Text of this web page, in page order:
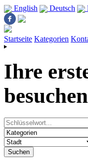
English Deutsch
Startseite Kategorien
Ihre
besuchen